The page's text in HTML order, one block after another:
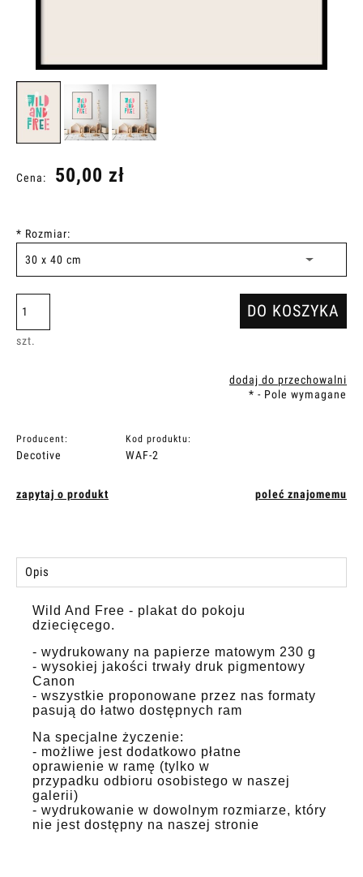
Cena: 50,00 zł
* Rozmiar:
szt.
DO KOSZYKA
dodaj do przechowalni
* - Pole wymagane
Producent:
Decotive
Kod produktu:
WAF-2
zapytaj o produkt poleć znajomemu
Opis
Wild And Free - plakat do pokoju
dziecięcego.
- wydrukowany na papierze matowym 230 g
- wysokiej jakości trwały druk pigmentowy
Canon
- wszystkie proponowane przez nas formaty
pasują do łatwo dostępnych ram
Na specjalne życzenie:
- możliwe jest dodatkowo płatne
oprawienie w ramę (tylko w
przypadku odbioru osobistego w naszej
galerii)
- wydrukowanie w dowolnym rozmiarze, który
nie jest dostępny na naszej stronie